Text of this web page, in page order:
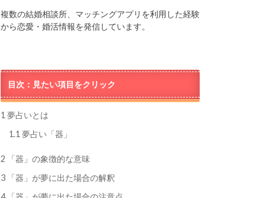
複数の結婚相談所、マッチングアプリを利用した経験
から恋愛・婚活情報を発信しています。
目次：見たい項目をクリック
1 夢占いとは
1.1 夢占い「器」
2 「器」の象徴的な意味
3 「器」が夢に出た場合の解釈